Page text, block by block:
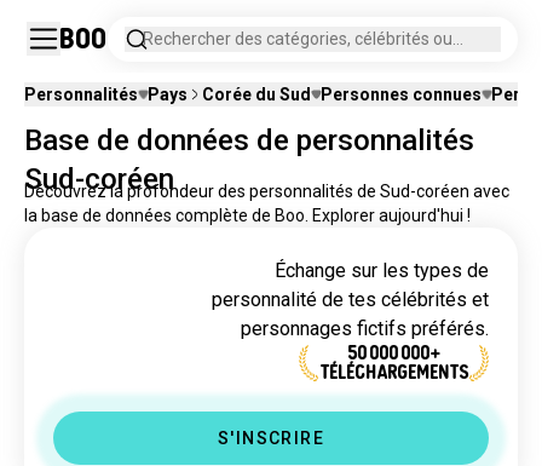
Boo
Rechercher des catégories, célébrités ou
Personnalités Pays Corée du Sud Personnes connues
Base de données de personnalités
Sud-coréen
Découvrez la profondeur des personnalités de Sud-coréen avec
la base de données complète de Boo. Explorer aujourd'hui !
Échange sur les types de
personnalité de tes célébrités et
personnages fictifs préférés.
50 000 000+
TÉLÉCHARGEMENTS
S'INSCRIRE